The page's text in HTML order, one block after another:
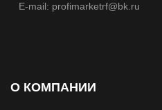
E-mail: profimarketrf@bk.ru
О КОМПАНИИ